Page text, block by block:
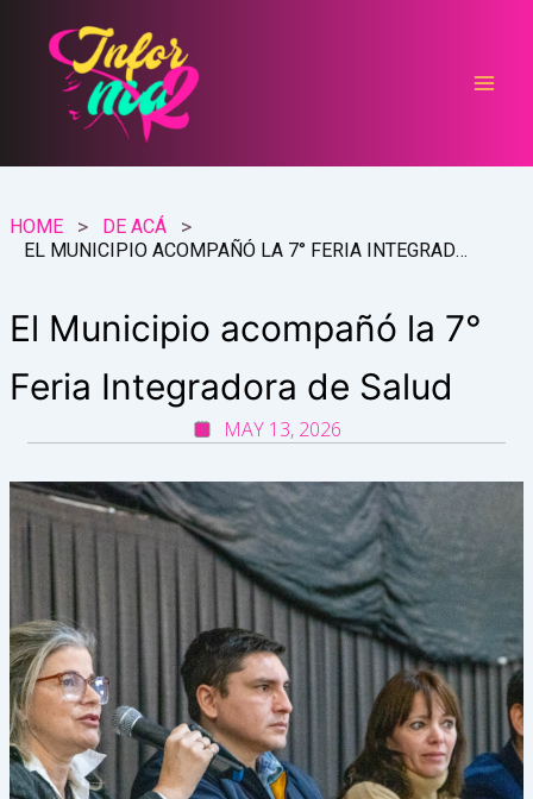
contenido
HOME
DE ACÁ
EL MUNICIPIO ACOMPAÑÓ LA 7° FERIA INTEGRADORA DE SALUD
El Municipio acompañó la 7°
Feria Integradora de Salud
MAY 13, 2026